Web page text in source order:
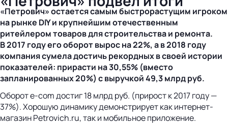
«Петрович» остается самым быстрорастущим игроком
на рынке DIY и крупнейшим отечественным
ритейлером товаров для строительства и ремонта.
В 2017 году его оборот вырос на 22%, а в 2018 году
компания сумела достичь рекордных в своей истории
показателей: прирасти на 30,55% (вместо
запланированных 20%) с выручкой 49,3 млрд руб.
Оборот e-com достиг 18 млрд руб. (прирост к 2017 году —
37%). Хорошую динамику демонстрирует как интернет-
магазин Petrovich.ru, так и мобильное приложение.